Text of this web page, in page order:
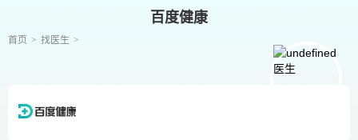
百度健康
首页 找医生